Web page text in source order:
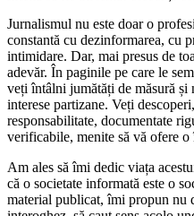
Jurnalismul nu este doar o
constantă cu dezinformarea, cu
intimidare. Dar, mai presus de
adevăr. În paginile pe care le
veți întâlni jumătăți de măsură
interese partizane. Veți
responsabilitate, documentate
verificabile, menite să vă ofere
Am ales să îmi dedic viața
că o societate informată este o
material publicat, îmi propun nu